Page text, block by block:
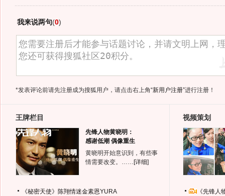
我来说两句(0)
*发表评论前请先注册成为搜狐用户，请点击右上角“新用户注册”进行注册！
王牌栏目
先锋人物黄晓明：
感谢低潮 偶像重生
黄晓明开始意识到，有些事
情需要改变。…… [详细]
《秘密天使》陈翔情迷金素恩YURA
视频策划
《先锋